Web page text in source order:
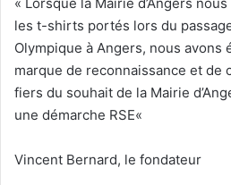
« Lorsque la Mairie d’Angers
les t-shirts portés lors du
Olympique à Angers, nous avons
marque de reconnaissance et de
fiers du souhait de la Mairie
une démarche RSE«
Vincent Bernard, le fondateur